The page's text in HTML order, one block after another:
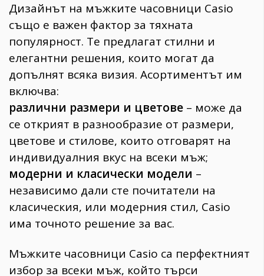
Дизайнът на мъжките часовници Casio
също е важен фактор за тяхната
популярност. Те предлагат стилни и
елегантни решения, които могат да
допълнят всяка визия. Асортиментът им
включва:
различни размери и цветове – може да
се открият в разнообразие от размери,
цветове и стилове, които отговарят на
индивидуалния вкус на всеки мъж;
модерни и класически модели –
независимо дали сте почитатели на
класическия, или модерния стил, Casio
има точното решение за вас.
Мъжките часовници Casio са перфектният
избор за всеки мъж, който търси